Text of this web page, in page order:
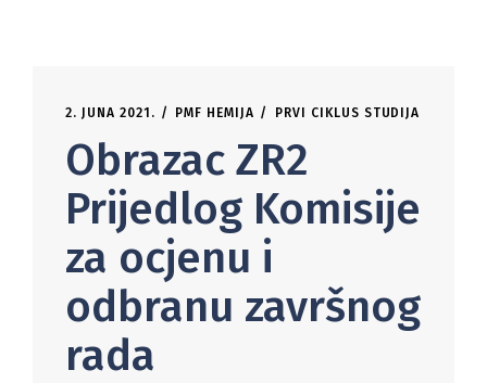
2. JUNA 2021. PMF HEMIJA PRVI CIKLUS STUDIJA
Obrazac ZR2
Prijedlog Komisije
za ocjenu i
odbranu završnog
rada